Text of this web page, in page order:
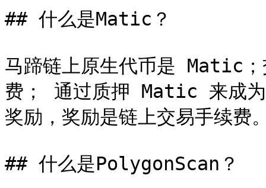
## 什么是Matic？
马蹄链上原生代币是 Matic
费； 通过质押 Matic 来成为
奖励，奖励是链上交易手续费
## 什么是PolygonScan？